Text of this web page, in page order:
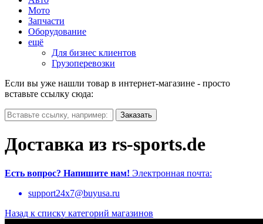
Мото
Запчасти
Оборудование
ещё
Для бизнес клиентов
Грузоперевозки
Если вы уже нашли товар в интернет-магазине - просто
вставьте ссылку сюда:
Доставка из rs-sports.de
Есть вопрос? Напишите нам! Электронная почта:
support24x7@buyusa.ru
Назад к списку категорий магазинов